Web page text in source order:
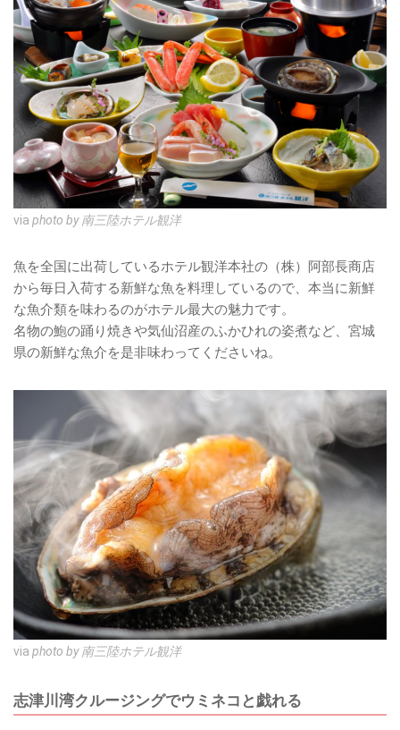
via photo by 南三陸ホテル観洋
魚を全国に出荷しているホテル観洋本社の（株）阿部長商店
から毎日入荷する新鮮な魚を料理しているので、本当に新鮮
な魚介類を味わるのがホテル最大の魅力です。
名物の鮑の踊り焼きや気仙沼産のふかひれの姿煮など、宮城
県の新鮮な魚介を是非味わってくださいね。
via photo by 南三陸ホテル観洋
志津川湾クルージングでウミネコと戯れる